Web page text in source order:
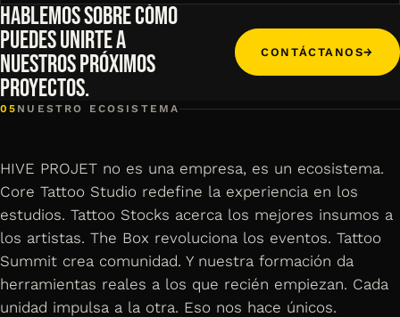
HABLEMOS SOBRE CÓMO
PUEDES UNIRTE A
NUESTROS PRÓXIMOS
PROYECTOS.
CONTÁCTANOS→
05 NUESTRO ECOSISTEMA
HIVE PROJET no es una empresa, es un ecosistema.
Core Tattoo Studio redefine la experiencia en los
estudios. Tattoo Stocks acerca los mejores insumos a
los artistas. The Box revoluciona los eventos. Tattoo
Summit crea comunidad. Y nuestra formación da
herramientas reales a los que recién empiezan. Cada
unidad impulsa a la otra. Eso nos hace únicos.